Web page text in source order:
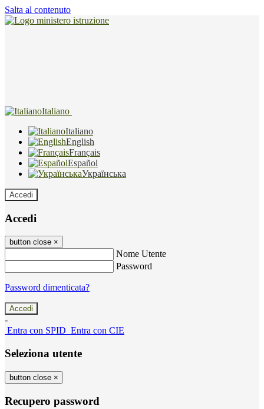
Salta al contenuto
Italiano
Italiano
English
Français
Español
Українська
Accedi
Accedi
button close ×
Nome Utente
Password
Password dimenticata?
-
Entra con SPID Entra con CIE
Seleziona utente
button close ×
Recupero password